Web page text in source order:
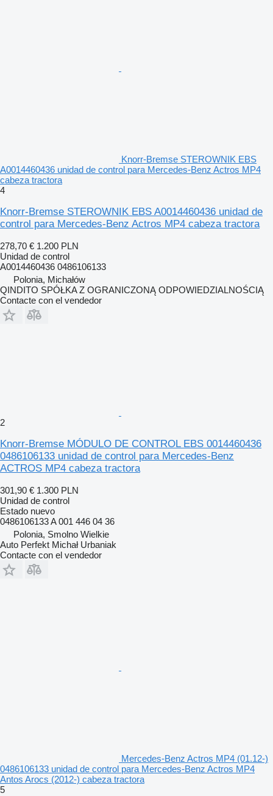
Knorr-Bremse STEROWNIK EBS
A0014460436 unidad de control para Mercedes-Benz Actros MP4
cabeza tractora
4
Knorr-Bremse STEROWNIK EBS A0014460436 unidad de
control para Mercedes-Benz Actros MP4 cabeza tractora
278,70 € 1.200 PLN
Unidad de control
A0014460436 0486106133
Polonia, Michałów
QINDITO SPÓŁKA Z OGRANICZONĄ ODPOWIEDZIALNOŚCIĄ
Contacte con el vendedor
2
Knorr-Bremse MÓDULO DE CONTROL EBS 0014460436
0486106133 unidad de control para Mercedes-Benz
ACTROS MP4 cabeza tractora
301,90 € 1.300 PLN
Unidad de control
Estado nuevo
0486106133 A 001 446 04 36
Polonia, Smolno Wielkie
Auto Perfekt Michał Urbaniak
Contacte con el vendedor
Mercedes-Benz Actros MP4 (01.12-)
0486106133 unidad de control para Mercedes-Benz Actros MP4
Antos Arocs (2012-) cabeza tractora
5